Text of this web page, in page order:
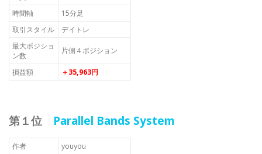
時間軸
15分足
取引スタイル
デイトレ
最大ポジショ
ン数
片側４ポジション
損益額 ＋35,963円
第１位 Parallel Bands System
作者
youyou